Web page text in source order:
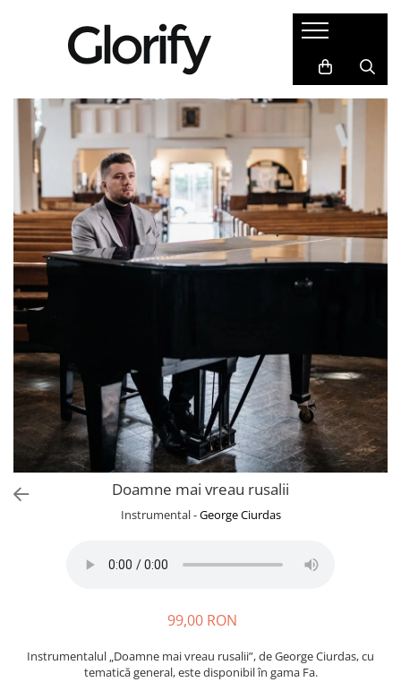
Cadouri
Semne de carte
Doamne mai vreau rusalii
Instrumental -George Ciurdas
99,00 RON
Instrumentalul „Doamne mai vreau rusalii”, de George Ciurdas, cu
tematică general, este disponibil în gama Fa.